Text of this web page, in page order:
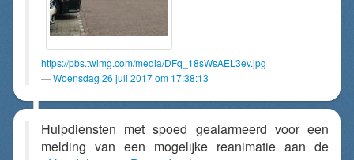
https://pbs.twimg.com/media/DFq_18sWsAEL3ev.jpg
Woensdag 26 juli 2017 om 17:38:13
Hulpdiensten met spoed gealarmeerd voor een
melding van een mogelijke reanimatie aan de